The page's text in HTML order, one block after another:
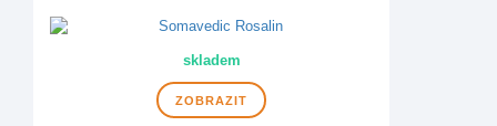
skladem
ZOBRAZIT